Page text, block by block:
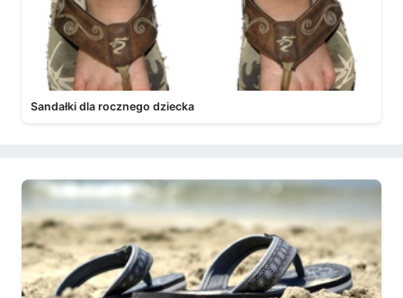
Sandałki dla rocznego dziecka